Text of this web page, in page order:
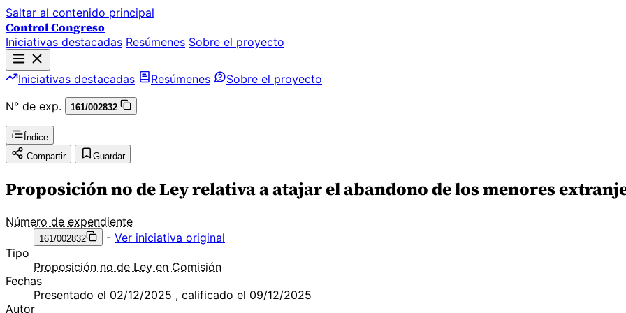
Saltar al contenido principal
Control Congreso
Iniciativas destacadas Resúmenes Sobre el proyecto
Iniciativas destacadas Resúmenes
Sobre el proyecto
N° de exp.
161/002832
Índice
Compartir
Guardar
Proposición no de Ley relativa a atajar el abandono de los menores
Número de expendiente
161/002832 - Ver iniciativa original
Tipo
Proposición no de Ley en Comisión
Fechas
Presentado el 02/12/2025 , calificado el 09/12/2025
Autor